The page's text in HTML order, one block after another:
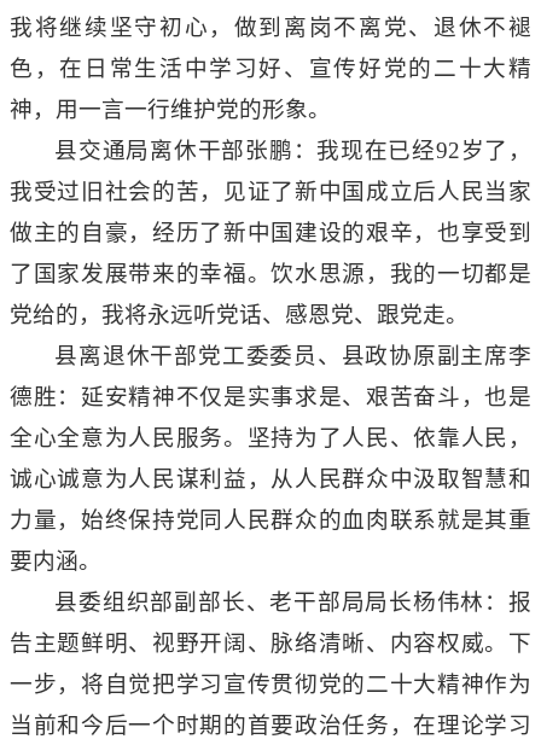
我将继续坚守初心，做到离岗不离党、退休不褪
色，在日常生活中学习好、宣传好党的二十大精
神，用一言一行维护党的形象。
县交通局离休干部张鹏：我现在已经92岁了，
我受过旧社会的苦，见证了新中国成立后人民当家
做主的自豪，经历了新中国建设的艰辛，也享受到
了国家发展带来的幸福。饮水思源，我的一切都是
党给的，我将永远听党话、感恩党、跟党走。
县离退休干部党工委委员、县政协原副主席李
德胜：延安精神不仅是实事求是、艰苦奋斗，也是
全心全意为人民服务。坚持为了人民、依靠人民，
诚心诚意为人民谋利益，从人民群众中汲取智慧和
力量，始终保持党同人民群众的血肉联系就是其重
要内涵。
县委组织部副部长、老干部局局长杨伟林：报
告主题鲜明、视野开阔、脉络清晰、内容权威。下
一步，将自觉把学习宣传贯彻党的二十大精神作为
当前和今后一个时期的首要政治任务，在理论学习